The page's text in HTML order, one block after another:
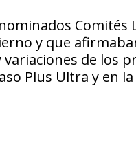
Comités
y que
de los
Plus Ultra y en